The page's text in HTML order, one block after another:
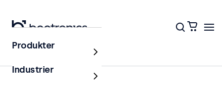
Produkter
Industrier